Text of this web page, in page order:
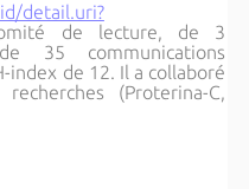
detail.uri?
de lecture, de 3
35 communications
index de 12. Il a collaboré
(Proterina-C,